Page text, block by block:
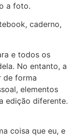
a foto.
caderno,
e todos os
No entanto, a
de forma
elementos
edição diferente.
coisa que eu, e